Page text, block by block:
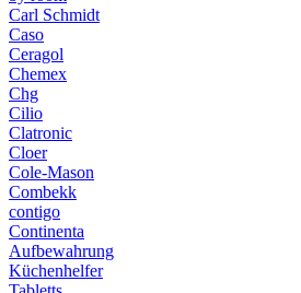
Carl Schmidt
Caso
Ceragol
Chemex
Chg
Cilio
Clatronic
Cloer
Cole-Mason
Combekk
contigo
Continenta
Aufbewahrung
Küchenhelfer